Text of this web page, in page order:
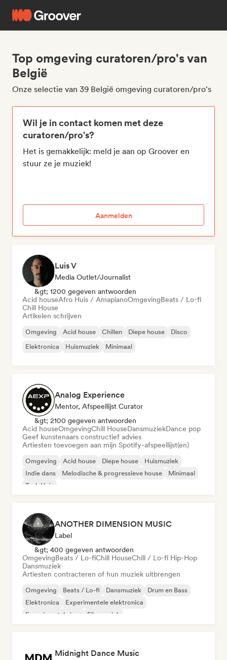
Top omgeving curatoren/pro's van
België
Onze selectie van 39 België omgeving curatoren/pro's
Wil je in contact komen met deze
curatoren/pro's?
Het is gemakkelijk: meld je aan op Groover en
stuur ze je muziek!
Aanmelden
Luis V
Media Outlet/Journalist
&gt; 1200 gegeven antwoorden
Acid houseAfro Huis / AmapianoOmgevingBeats / Lo-fi
Chill House
Artikelen schrijven
Omgeving Acid house Chillen Diepe house
Disco
Elektronica
Huismuziek Minimaal
Analog Experience
Mentor, Afspeellijst Curator
&gt; 2100 gegeven antwoorden
Acid houseOmgevingChill HouseDansmuziekDance pop
Geef kunstenaars constructief advies
Artiesten toevoegen aan mijn Spotify-afspeellijst(en)
Omgeving Acid house Diepe house
Huismuziek
Indie dans
Melodische & progressieve house
Minimaal
Tech Huis
ANOTHER DIMENSION MUSIC
Label
&gt; 400 gegeven antwoorden
OmgevingBeats / Lo-fiChill HouseChill / Lo-fi Hip-Hop
Dansmuziek
Artiesten contracteren of hun muziek uitbrengen
Omgeving Beats / Lo-fi Dansmuziek
Drum en Bass
Elektronica
Experimentele elektronica
Experimentele jazz
Filmmuziek
Midnight Dance Music